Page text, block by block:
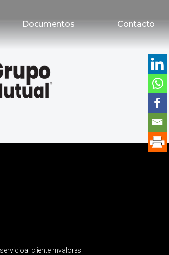
Documentos Contacto
servicioal cliente mvalores